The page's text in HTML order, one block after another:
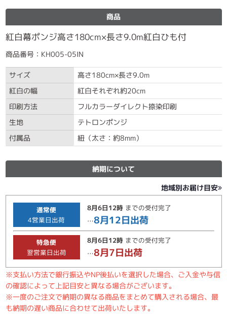
商品
紅白幕ポンジ高さ180cm×長さ9.0m紅白ひも付
商品番号：KH005-05IN
サイズ
高さ180cm×長さ9.0m
紅白の幅
紅白それぞれ約20cm
印刷方法
フルカラーダイレクト捺染印刷
生地
テトロンポンジ
付属品
紐（太さ：約8mm）
納期について
地域別お届け目安
通常便
4営業日出荷
8月6日12時 までの受付完了
…8月12日出荷
特急便
翌営業日出荷
8月6日12時 までの受付完了
…8月7日出荷
※支払い方法で銀行振込やNP後払いを選択した場合、ご入金や与信
の確認によって上記目安と異なる場合がございます。
※一度のご注文で納期の異なる商品をまとめて購入される場合、最
も納期の遅い商品に合わせて出荷いたします。